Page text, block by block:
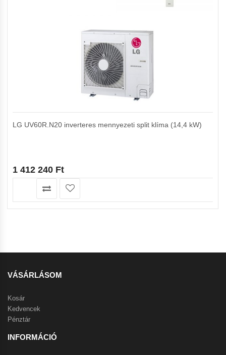
LG UV60R.N20 inverteres mennyezeti split klíma (14,4 kW)
1 412 240 Ft
VÁSÁRLÁSOM
Kosár
Kedvencek
Pénztár
INFORMÁCIÓ